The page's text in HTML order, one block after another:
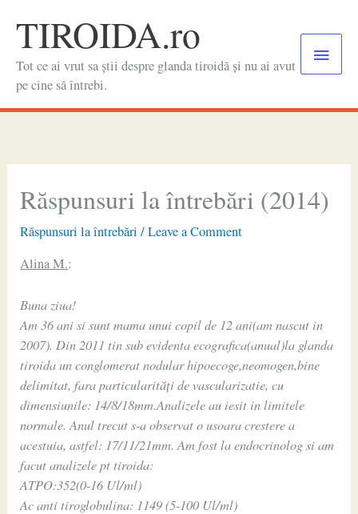
contentTIROIDA.ro
Tot ce ai vrut sa știi despre glanda tiroidă și nu ai avut
pe cine să întrebi.
Main
Răspunsuri la întrebări (2014)
Răspunsuri la întrebări /Leave a Comment
Alina M.:
Buna ziua!
Am 36 ani si sunt mama unui copil de 12 ani(am nascut in
2007). Din 2011 tin sub evidenta ecografica(anual)la glanda
tiroida un conglomerat nodular hipoecoge,neomogen,bine
delimitat, fara particularități de vascularizatie, cu
dimensiunile: 14/8/18mm.Analizele au iesit in limitele
normale. Anul trecut s-a observat o usoara crestere a
acestuia, astfel: 17/11/21mm. Am fost la endocrinolog si am
facut analizele pt tiroida:
ATPO:352(0-16 Ul/ml)
Ac anti tiroglobulina: 1149 (5-100 Ul/ml)